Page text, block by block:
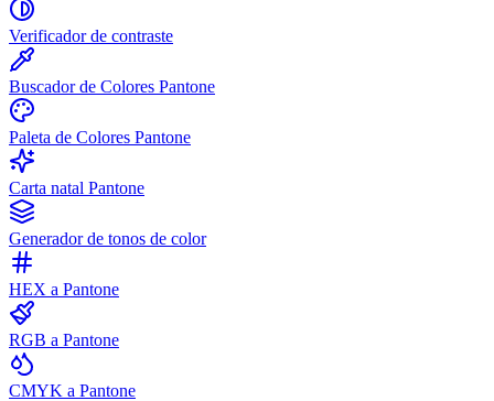
Verificador de contraste
Buscador de Colores Pantone
Paleta de Colores Pantone
Carta natal Pantone
Generador de tonos de color
HEX a Pantone
RGB a Pantone
CMYK a Pantone